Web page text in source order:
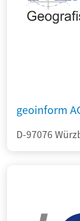
geoinform
D-97076